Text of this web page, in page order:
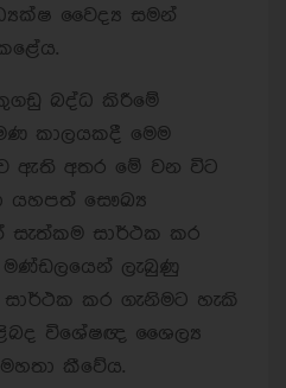
වෛද්‍ය සමන්
බද්ධ කිරීමේ
කාලයකදී මෙම
ඇති අතර මේ වන විට
යහපත් සෞඛ්‍ය
සාර්ථක කර
ලැබුණු
කර ගැනිමට හැකි
විශේෂඥ ශෛල්‍ය
කීවේය.